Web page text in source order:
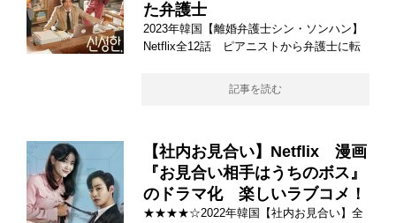
た弁護士
2023年韓国【離婚弁護士シン・ソンハン】
Netflix全12話 ピアニストから弁護士に転
記事を読む
【社内お見合い】Netflix 漫画
『お見合い相手はうちのボス』
のドラマ化 楽しいラブコメ！
★★★★☆2022年韓国【社内お見合い】全